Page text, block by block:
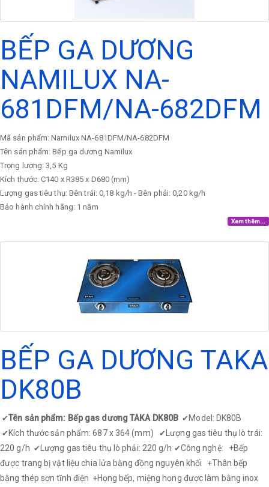
BẾP GA DƯƠNG
NAMILUX NA-
681DFM/NA-682DFM
Mã sản phẩm: Namilux NA-681DFM/NA-682DFM
Tên sản phẩm: Bếp ga dương Namilux
Trọng lượng: 3,5 Kg
Kích thước: C140 x R385 x D680 (mm)
Lượng gas tiêu thụ: Bên trái: 0,18 kg/h - Bên phải: 0,20 kg/h
Bảo hành chính hãng: 1 năm
Xem thêm...
BẾP GA DƯƠNG TAKA
DK80B
✔Tên sản phẩm: Bếp gas dương TAKA DK80B ✔ Model: DK80B
✔ Kích thước sản phẩm: 687 x 364 (mm) ✔
Lượng gas tiêu thụ lò trái:
220 g/h ✔ Lượng gas tiêu thụ lò phải: 220 g/h ✔Công nghệ: +Bếp
được trang bị vật liệu chia lửa bằng đồng nguyên khối +Thân bếp
bằng thép sơn tĩnh điện +Họng bếp, miệng họng được làm bằng inox